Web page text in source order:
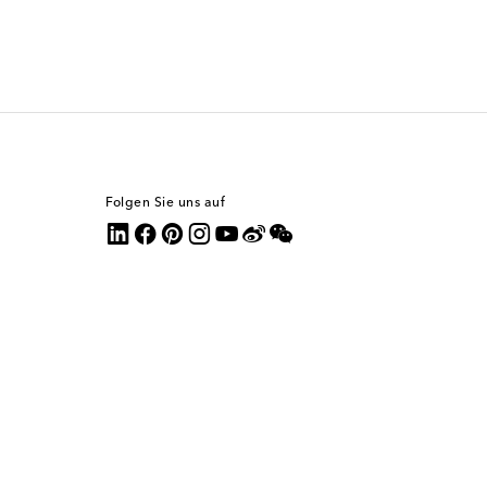
Folgen Sie uns auf